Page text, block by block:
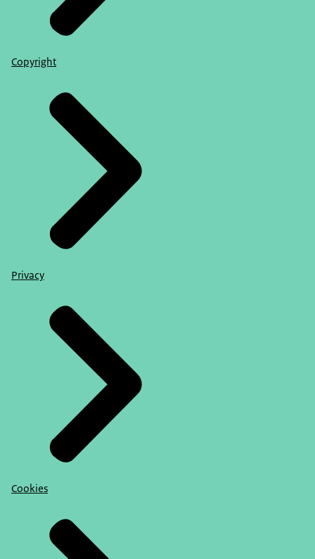
Copyright
Privacy
Cookies